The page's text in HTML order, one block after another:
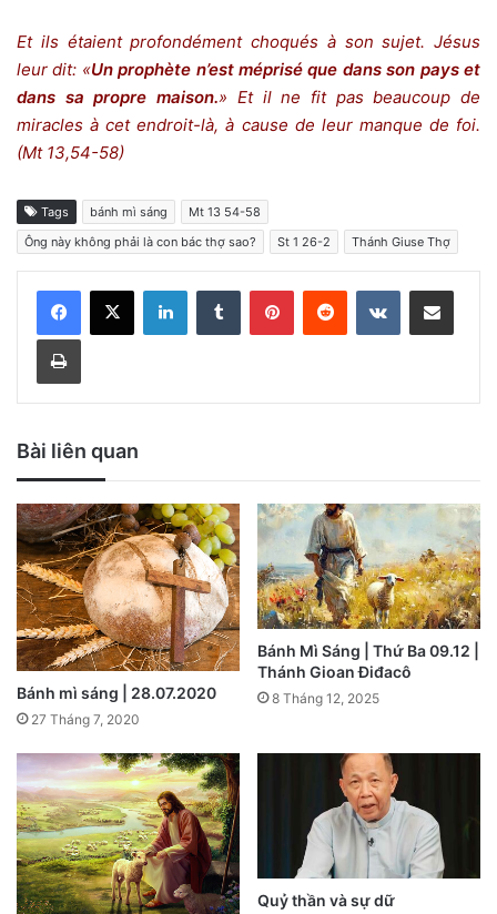
Et ils étaient profondément choqués à son sujet. Jésus
leur dit: «Un prophète n’est méprisé que dans son pays et
dans sa propre maison.» Et il ne fit pas beaucoup de
miracles à cet endroit-là, à cause de leur manque de foi.
(Mt 13,54-58)
Tags bánh mì sáng
Mt 13 54-58
Ông này không phải là con bác thợ sao?
St 1 26-2 Thánh Giuse Thợ
Bài liên quan
Bánh mì sáng | 28.07.2020
27 Tháng 7, 2020
Bánh Mì Sáng | Thứ Ba 09.12 |
Thánh Gioan Điđacô
8 Tháng 12, 2025
Quỷ thần và sự dữ